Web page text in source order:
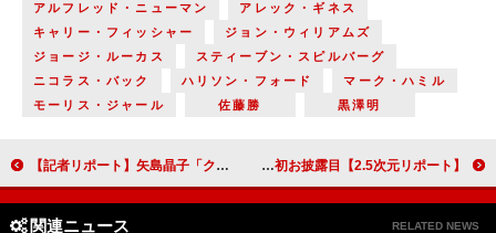
アルフレッド・ニューマン
アレック・ギネス
キャリー・フィッシャー
ジョン・ウィリアムズ
ジョージ・ルーカス
スティーブン・スピルバーグ
ニコラス・バック
ハリソン・フォード
マーク・ハミル
モーリス・ジャール
佐藤勝 黒澤明
【記者リポート】矢島晶子「クレヨンしんちゃん」降板を発表 その魅力は“ユーモア”と“優しさ”にあり！ 【2.5次元リポート】LM「SHOW BY ROCK!!」、熱量の高い稽古場に潜入！ 新バンド「フカシギミック」のライブシーンも初お披露目
関連ニュース RELATED NEWS